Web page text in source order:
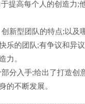
提高每个人的创造力;
新型团队的特点;以及
乐的团队;有争议和异
力。
分入手;给出了打造创
的不断发展。